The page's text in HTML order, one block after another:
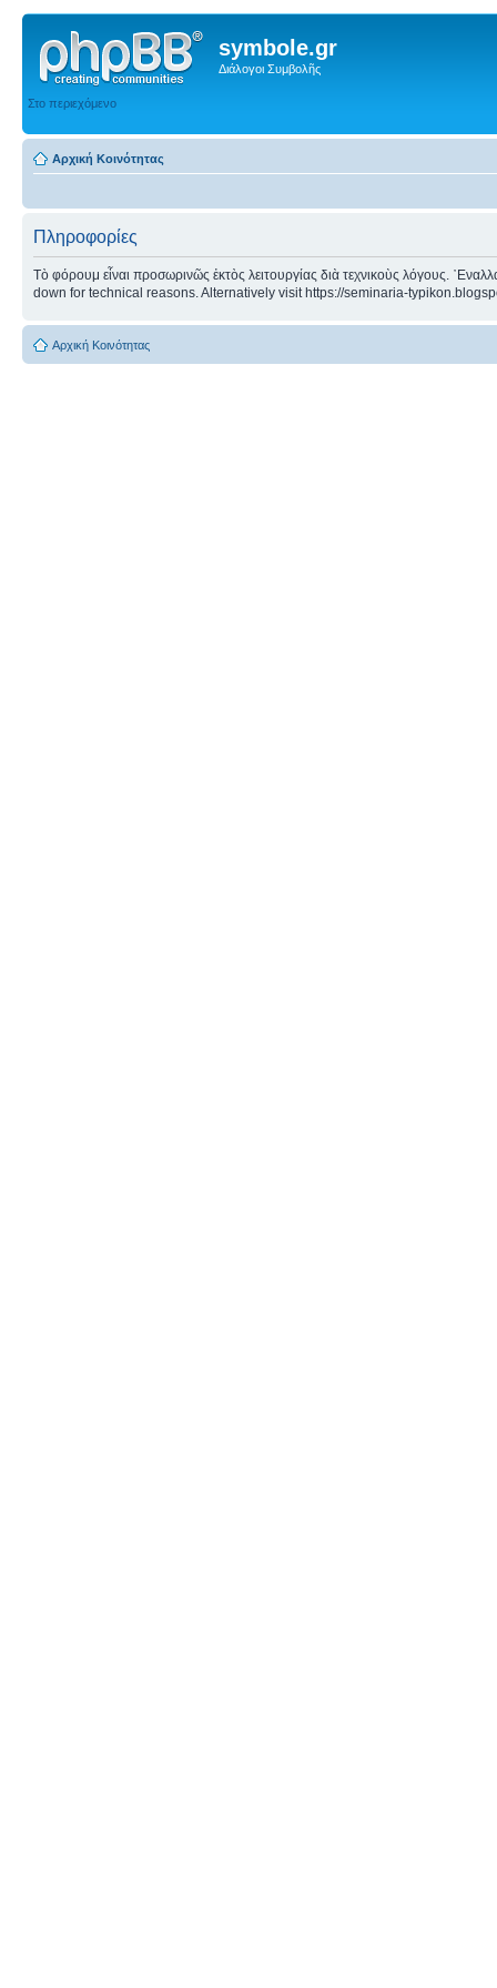
symbole.gr
Διάλογοι Συμβολῆς
Στο περιεχόμενο
Αρχική Κοινότητας
Πληροφορίες
Τὸ φόρουμ εἶναι προσωρινῶς ἐκτὸς λειτουργίας διὰ τεχνικοὺς λόγους.
down for technical reasons. Alternatively visit https://seminaria-
Αρχική Κοινότητας